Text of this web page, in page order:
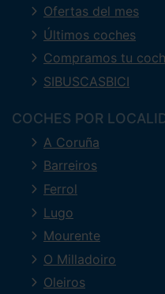
Ofertas del mes
Últimos coches
Compramos tu
SIBUSCASBICI
COCHES POR
A Coruña
Barreiros
Ferrol
Lugo
Mourente
O Milladoiro
Oleiros